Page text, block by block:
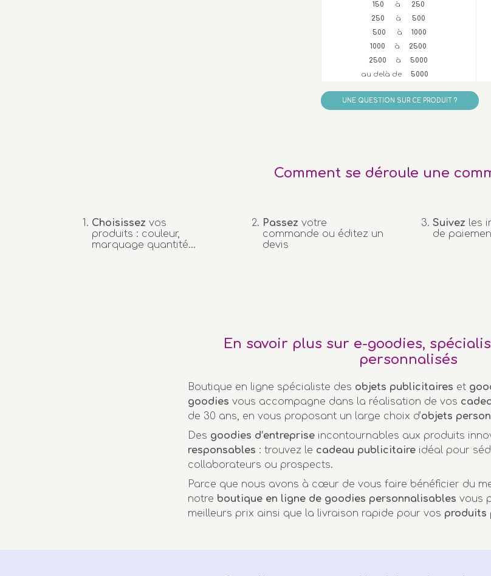
150 à 250
250 à500
500 à 1000
1000 à 2500
2500 à5000
au delà de5000
UNE QUESTION SUR CE PRODUIT ?
Comment se déroule une
Choisissez vos
produits : couleur,
marquage quantité…
Passez votre
commande ou éditez un
devis
Suivez les
de
En savoir plus sur e-goodies,
personnalisés
Boutique en ligne spécialiste des objets publicitaires et
goodies vous accompagne dans la réalisation de vos
de 30 ans, en vous proposant un large choix d’objets
Des goodies d’entreprise incontournables aux produits
responsables : trouvez le cadeau publicitaire idéal pour
collaborateurs ou prospects.
Parce que nous avons à cœur de vous faire bénéficier du
notre boutique en ligne de goodies personnalisables vous
meilleurs prix ainsi que la livraison rapide pour vos produits